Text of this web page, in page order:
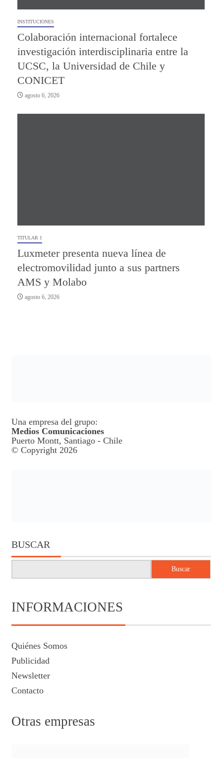
INSTITUCIONES
Colaboración internacional fortalece
investigación interdisciplinaria entre la
UCSC, la Universidad de Chile y
CONICET
agosto 6, 2026
TITULAR 1
Luxmeter presenta nueva línea de
electromovilidad junto a sus partners
AMS y Molabo
agosto 6, 2026
Una empresa del grupo:
Medios Comunicaciones
Puerto Montt, Santiago - Chile
© Copyright 2026
BUSCAR
Buscar
INFORMACIONES
Quiénes Somos
Publicidad
Newsletter
Contacto
Otras empresas